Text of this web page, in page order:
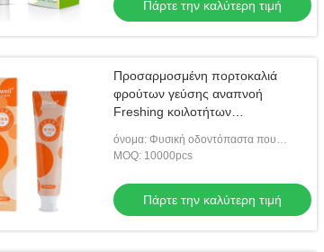
από φιάλη
καλύτερη τιμή
Πάρτε την καλύτερη τιμή
Προσαρμοσμένη πορτοκαλιά
φρούτων γεύσης αναπνοή
Freshing κοιλοτήτων
όνομα: Φυσική οδοντόπαστα που
λευκαίνει τις οδοντόπαστες
MOQ: 10000pcs
Πάρτε την καλύτερη τιμή